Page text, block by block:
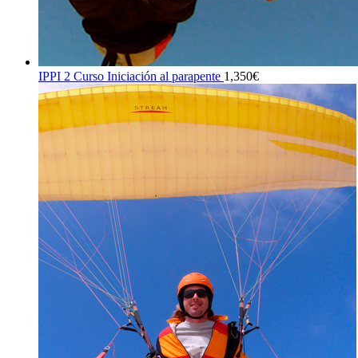
IPPI 2 Curso Iniciación al parapente 1,350€